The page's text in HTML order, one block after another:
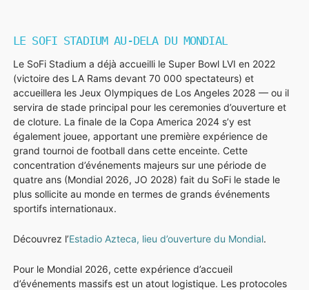
LE SOFI STADIUM AU-DELA DU MONDIAL
Le SoFi Stadium a déjà accueilli le Super Bowl LVI en 2022
(victoire des LA Rams devant 70 000 spectateurs) et
accueillera les Jeux Olympiques de Los Angeles 2028 — ou il
servira de stade principal pour les ceremonies d’ouverture et
de cloture. La finale de la Copa America 2024 s’y est
également jouee, apportant une première expérience de
grand tournoi de football dans cette enceinte. Cette
concentration d’événements majeurs sur une période de
quatre ans (Mondial 2026, JO 2028) fait du SoFi le stade le
plus sollicite au monde en termes de grands événements
sportifs internationaux.
Découvrez l’Estadio Azteca, lieu d’ouverture du Mondial.
Pour le Mondial 2026, cette expérience d’accueil
d’événements massifs est un atout logistique. Les protocoles